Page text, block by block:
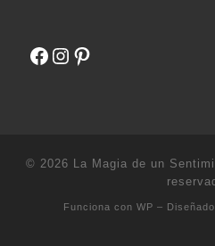
Facebook
Instagram
Pinterest
© 2026 La Magia de un
Funciona con WP –